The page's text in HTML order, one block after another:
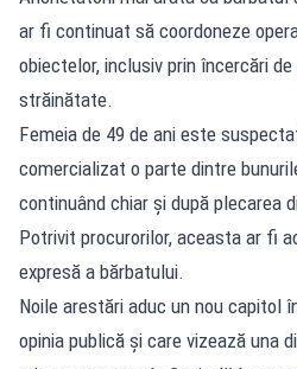
ar fi continuat să coordoneze
obiectelor, inclusiv prin încercări
străinătate.
Femeia de 49 de ani este
comercializat o parte dintre
continuând chiar și după plecarea
Potrivit procurorilor, aceasta ar fi
expresă a bărbatului.
Noile arestări aduc un nou capitol
opinia publică și care vizează una